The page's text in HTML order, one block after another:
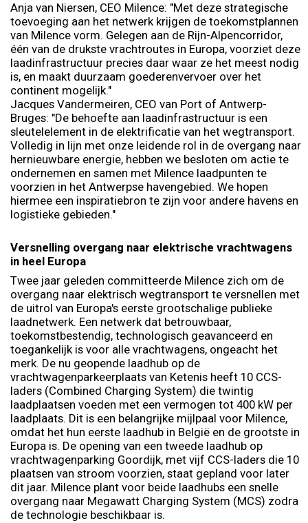
Anja van Niersen, CEO Milence: "Met deze strategische
toevoeging aan het netwerk krijgen de toekomstplannen
van Milence vorm. Gelegen aan de Rijn-Alpencorridor,
één van de drukste vrachtroutes in Europa, voorziet deze
laadinfrastructuur precies daar waar ze het meest nodig
is, en maakt duurzaam goederenvervoer over het
continent mogelijk."
Jacques Vandermeiren, CEO van Port of Antwerp-
Bruges: "De behoefte aan laadinfrastructuur is een
sleutelelement in de elektrificatie van het wegtransport.
Volledig in lijn met onze leidende rol in de overgang naar
hernieuwbare energie, hebben we besloten om actie te
ondernemen en samen met Milence laadpunten te
voorzien in het Antwerpse havengebied. We hopen
hiermee een inspiratiebron te zijn voor andere havens en
logistieke gebieden."
Versnelling overgang naar elektrische vrachtwagens
in heel Europa
Twee jaar geleden committeerde Milence zich om de
overgang naar elektrisch wegtransport te versnellen met
de uitrol van Europa's eerste grootschalige publieke
laadnetwerk. Een netwerk dat betrouwbaar,
toekomstbestendig, technologisch geavanceerd en
toegankelijk is voor alle vrachtwagens, ongeacht het
merk. De nu geopende laadhub op de
vrachtwagenparkeerplaats van Ketenis heeft 10 CCS-
laders (Combined Charging System) die twintig
laadplaatsen voeden met een vermogen tot 400 kW per
laadplaats. Dit is een belangrijke mijlpaal voor Milence,
omdat het hun eerste laadhub in België en de grootste in
Europa is. De opening van een tweede laadhub op
vrachtwagenparking Goordijk, met vijf CCS-laders die 10
plaatsen van stroom voorzien, staat gepland voor later
dit jaar. Milence plant voor beide laadhubs een snelle
overgang naar Megawatt Charging System (MCS) zodra
de technologie beschikbaar is.